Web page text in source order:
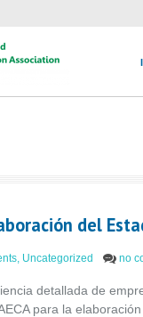
del
, Uncategorized no
detallada de
para la